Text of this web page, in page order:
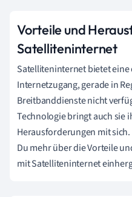
Vorteile und
Satelliteninternet
Satelliteninternet bietet
Internetzugang, gerade in
Breitbanddienste nicht
Technologie bringt auch sie
Herausforderungen mit
Du mehr über die Vorteile
mit Satelliteninternet